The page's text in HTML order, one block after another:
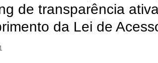
de transparência
da Lei de